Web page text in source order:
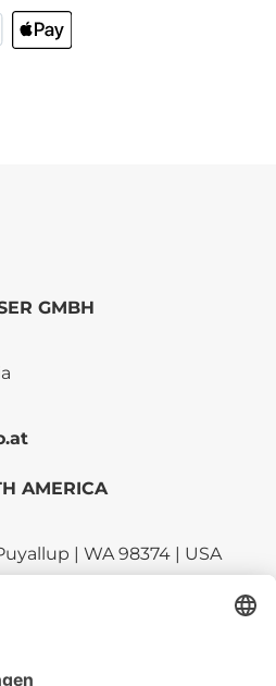
GMBH
AMERICA
| WA 98374 | USA